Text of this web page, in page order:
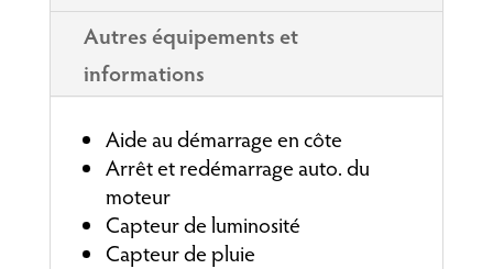
Autres équipements et
informations
Aide au démarrage en côte
Arrêt et redémarrage auto. du
moteur
Capteur de luminosité
Capteur de pluie